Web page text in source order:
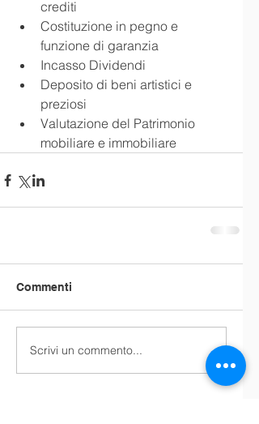
crediti
Costituzione in pegno e
funzione di garanzia
Incasso Dividendi
Deposito di beni artistici e
preziosi
Valutazione del Patrimonio
mobiliare e immobiliare
Commenti
Scrivi un commento...